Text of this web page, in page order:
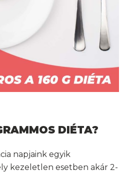
DIÉTA?
napjaink egyik
kezeletlen esetben akár 2-